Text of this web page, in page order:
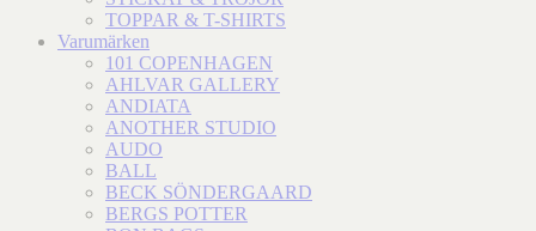
TOPPAR & T-SHIRTS
Varumärken
101 COPENHAGEN
AHLVAR GALLERY
ANDIATA
ANOTHER STUDIO
AUDO
BALL
BECK SÖNDERGAARD
BERGS POTTER